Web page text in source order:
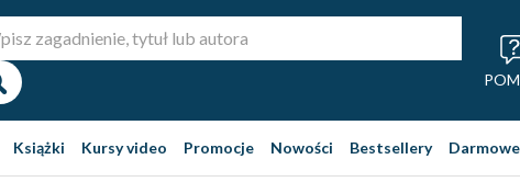
Książki Kursy video Promocje Nowości Bestsellery